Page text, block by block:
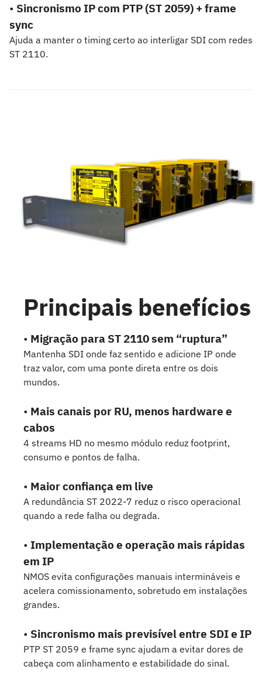
• Sincronismo IP com PTP (ST 2059) + frame
sync
Ajuda a manter o timing certo ao interligar SDI com redes
ST 2110.
Principais benefícios
• Migração para ST 2110 sem “ruptura”
Mantenha SDI onde faz sentido e adicione IP onde
traz valor, com uma ponte direta entre os dois
mundos.
• Mais canais por RU, menos hardware e
cabos
4 streams HD no mesmo módulo reduz footprint,
consumo e pontos de falha.
• Maior confiança em live
A redundância ST 2022-7 reduz o risco operacional
quando a rede falha ou degrada.
• Implementação e operação mais rápidas
em IP
NMOS evita configurações manuais intermináveis e
acelera comissionamento, sobretudo em instalações
grandes.
• Sincronismo mais previsível entre SDI e IP
PTP ST 2059 e frame sync ajudam a evitar dores de
cabeça com alinhamento e estabilidade do sinal.